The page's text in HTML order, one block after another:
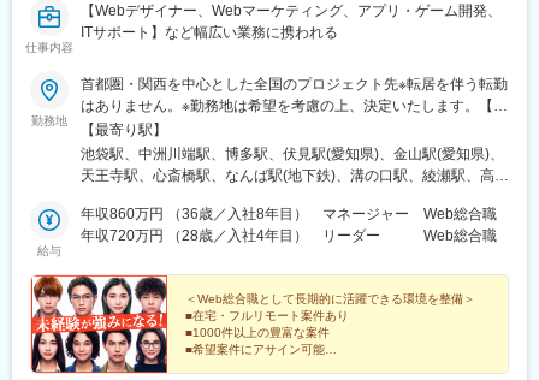
仕事内容
【Webデザイナー、Webマーケティング、アプリ・ゲーム開発、
ITサポート】など幅広い業務に携われる
勤務地
首都圏・関西を中心とした全国のプロジェクト先※転居を伴う転勤
はありません。※勤務地は希望を考慮の上、決定いたします。【本
社】東京都豊島区東池袋 1-9-6 ヒトコムJobビル＜アクセス＞
JR・私鉄・メトロ各線「池袋駅」より徒歩5分
【最寄り駅】
池袋駅、中洲川端駅、博多駅、伏見駅(愛知県)、金山駅(愛知県)、
天王寺駅、心斎橋駅、なんば駅(地下鉄)、溝の口駅、綾瀬駅、高田
(長崎県)、佐賀駅、札幌駅、函館駅、小樽駅、旭川駅、室蘭駅、釧
路駅、帯広駅、北見駅、新夕張駅、苫小牧駅、千歳駅(北海道)、青
宮古駅、仙台駅、石巻駅、杜せきのした駅、新田駅(宮城県)、くり
こま高原駅、多賀城駅、気仙沼駅、いわき駅、郡山駅(福島県)、福
島駅(福島県)、会津若松駅、須賀川駅、白河駅、喜多方駅、水戸
駅、つくば駅、日立駅、勝田駅、土浦駅、古河駅、取手駅、牛久
駅、守谷駅、宇都宮駅、小山駅、栃木駅、足利駅、佐野駅、那須
給与
年収860万円 （36歳／入社8年目） マネージャー Web総合職
年収720万円 （28歳／入社4年目） リーダー Web総合職
＜Web総合職として長期的に活躍できる環境を整備＞
■在宅・フルリモート案件あり
■1000件以上の豊富な案件
■希望案件にアサイン可能